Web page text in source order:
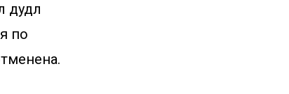
дудл
по